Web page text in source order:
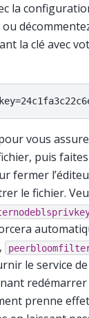
la
la clé avec
vous
puis
fermer
le fichier.
,
le service
prenne